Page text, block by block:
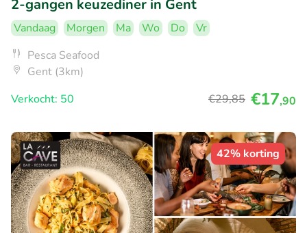
2-gangen keuzediner in Gent
Vandaag Morgen Ma Wo Do
Vr
Pesca Seafood
Gent (3km)
Verkocht: 50
€29,85 €17,90
42% korting